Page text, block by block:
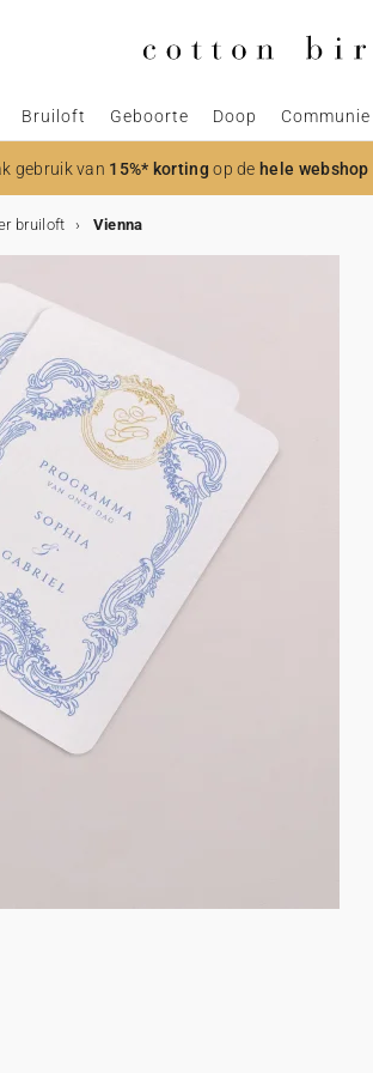
Bruiloft Geboorte Doop Communie
gebruik van 15%* kortingop dehele webshop
bruiloft Vienna